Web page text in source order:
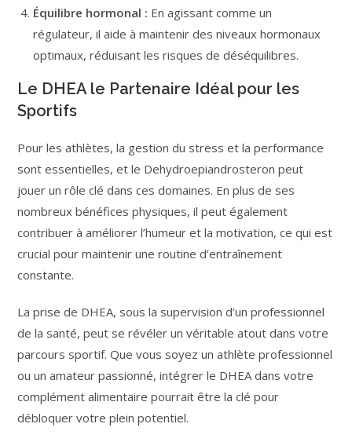
Équilibre hormonal : En agissant comme un
régulateur, il aide à maintenir des niveaux hormonaux
optimaux, réduisant les risques de déséquilibres.
Le DHEA le Partenaire Idéal pour les
Sportifs
Pour les athlètes, la gestion du stress et la performance
sont essentielles, et le Dehydroepiandrosteron peut
jouer un rôle clé dans ces domaines. En plus de ses
nombreux bénéfices physiques, il peut également
contribuer à améliorer l’humeur et la motivation, ce qui est
crucial pour maintenir une routine d’entraînement
constante.
La prise de DHEA, sous la supervision d’un professionnel
de la santé, peut se révéler un véritable atout dans votre
parcours sportif. Que vous soyez un athlète professionnel
ou un amateur passionné, intégrer le DHEA dans votre
complément alimentaire pourrait être la clé pour
débloquer votre plein potentiel.